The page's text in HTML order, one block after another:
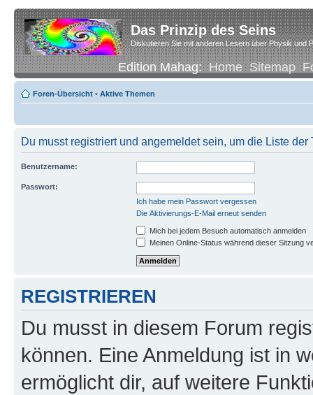
Das Prinzip des Seins
Diskutieren Sie mit anderen Lesern über Physik und
Edition Mahag:Home Sitemap
Foren-Übersicht • Aktive Themen
Du musst registriert und angemeldet sein, um die Liste
Benutzername:
Passwort:
Ich habe mein Passwort vergessen
Die Aktivierungs-E-Mail erneut senden
Mich bei jedem Besuch automatisch anmelden
Meinen Online-Status während dieser Sitzung
REGISTRIEREN
Du musst in diesem Forum
können. Eine Anmeldung ist in
ermöglicht dir, auf weitere